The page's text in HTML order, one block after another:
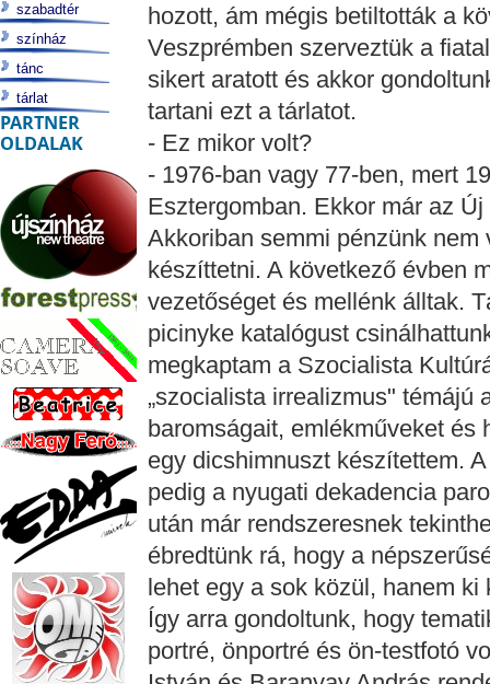
hozott, ám mégis betiltották a
Veszprémben szerveztük a
sikert aratott és akkor
tartani ezt a tárlatot.
- Ez mikor volt?
- 1976-ban vagy 77-ben, mert
Esztergomban. Ekkor már az
Akkoriban semmi pénzünk
készíttetni. A következő évben
vezetőséget és mellénk álltak.
picinyke katalógust
megkaptam a Szocialista
„szocialista irrealizmus" témájú
baromságait, emlékműveket és
egy dicshimnuszt készítettem.
pedig a nyugati dekadencia
után már rendszeresnek
ébredtünk rá, hogy a
lehet egy a sok közül, hanem
Így arra gondoltunk, hogy
portré, önportré és ön-testfotó
szabadtér
színház
tánc
tárlat
PARTNER
OLDALAK